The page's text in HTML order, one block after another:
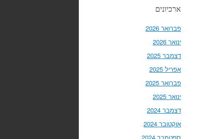
ארכיונים
פברואר 2026
ינואר 2026
דצמבר 2025
אפריל 2025
פברואר 2025
ינואר 2025
דצמבר 2024
אוקטובר 2024